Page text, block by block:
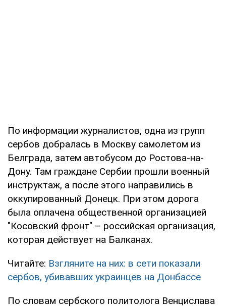
По информации журналистов, одна из групп
сербов добралась в Москву самолетом из
Белграда, затем автобусом до Ростова-на-
Дону. Там граждане Сербии прошли военный
инструктаж, а после этого направились в
оккупированный Донецк. При этом дорога
была оплачена общественной организацией
"Косовский фронт" – российская организация,
которая действует на Балканах.
Читайте: Взгляните на них: в сети показали
сербов, убивавших украинцев на Донбассе
По словам сербского политолога Венцислава